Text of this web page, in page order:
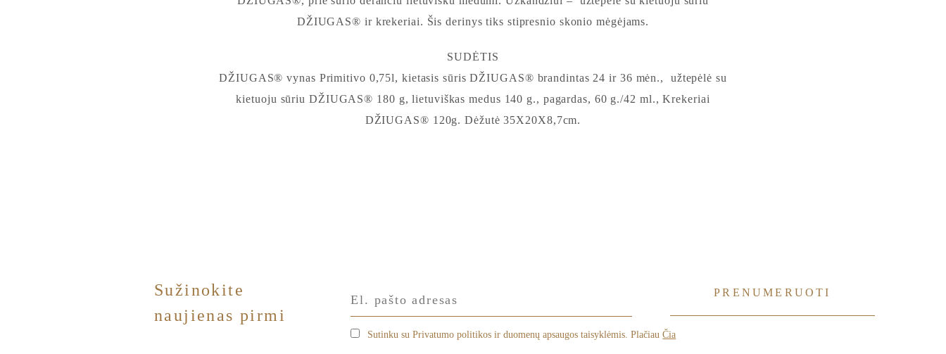
DŽIUGAS® ir krekeriai. Šis derinys tiks stipresnio skonio mėgėjams.
SUDĖTIS
DŽIUGAS® vynas Primitivo 0,75l, kietasis sūris DŽIUGAS® brandintas 24 ir 36 mėn., užtepėlė su
kietuoju sūriu DŽIUGAS® 180 g, lietuviškas medus 140 g., pagardas, 60 g./42 ml., Krekeriai
DŽIUGAS® 120g. Dėžutė 35X20X8,7cm.
Sužinokite
naujienas pirmi
Sutinku su Privatumo politikos ir duomenų apsaugos taisyklėmis. PlačiauČia